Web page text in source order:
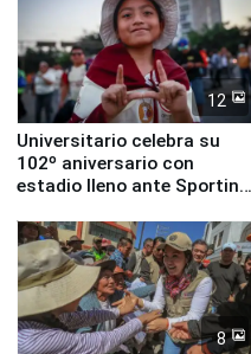
12
Universitario celebra su
102º aniversario con
estadio lleno ante Sporting
8